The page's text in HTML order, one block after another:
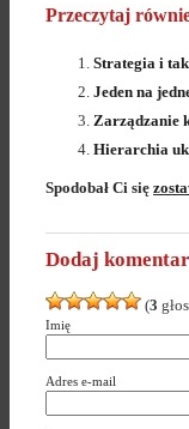
Przeczytaj
Strategia i
Jeden na
Zarządzanie
Hierarchia
Spodobał Ci się
Dodaj
(3
Imię
Adres e-mail